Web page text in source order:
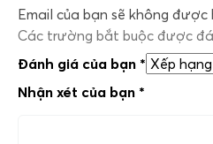
Email của bạn sẽ không được
Các trường bắt buộc được
Đánh giá của bạn *
Nhận xét của bạn *